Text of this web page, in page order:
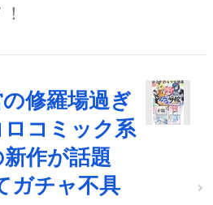
の修羅場過ぎ
コミック系
新作が話題
ガチャ不具